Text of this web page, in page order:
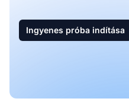
Ingyenes próba indítása